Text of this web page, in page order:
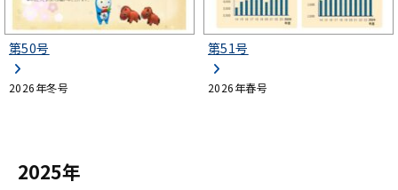
第50号
2026年冬号
第51号
2026年春号
2025年